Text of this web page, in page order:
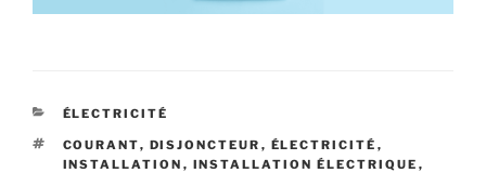
CATEGORIES
ÉLECTRICITÉ
TAGS
COURANT, DISJONCTEUR , ÉLECTRICITÉ ,
INSTALLATION , INSTALLATION ÉLECTRIQUE ,